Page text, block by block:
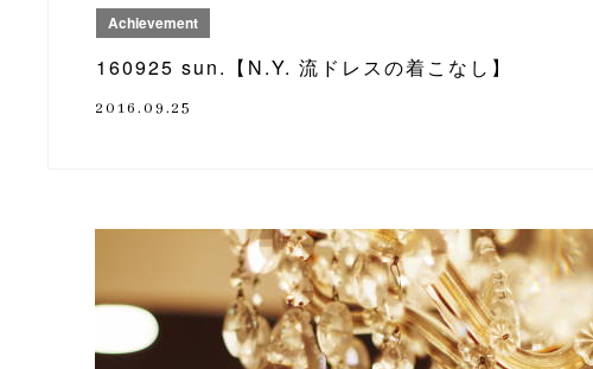
Achievement
160925 sun.【N.Y. 流ドレスの着こなし】
2016.09.25